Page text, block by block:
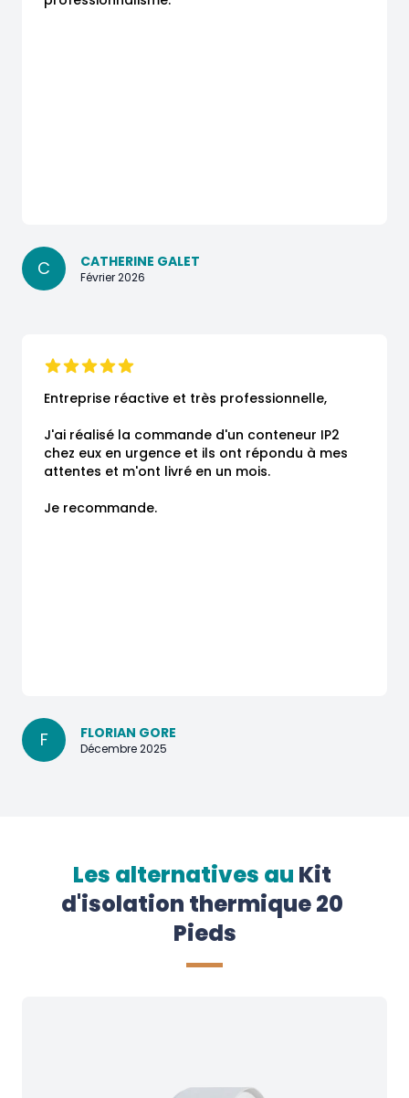
C CATHERINE GALET
Février 2026
Entreprise réactive et très professionnelle,
J'ai réalisé la commande d'un conteneur IP2
chez eux en urgence et ils ont répondu à mes
attentes et m'ont livré en un mois.
Je recommande.
F FLORIAN GORE
Décembre 2025
Les alternatives au Kit
d'isolation thermique 20
Pieds